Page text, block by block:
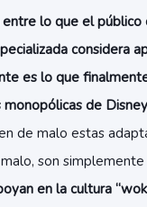
entre lo que el
considera
es lo que
monopólicas de
de malo estas
son
en la cultura